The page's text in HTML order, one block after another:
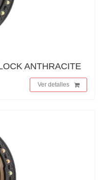
ANTHRACITE
Ver detalles